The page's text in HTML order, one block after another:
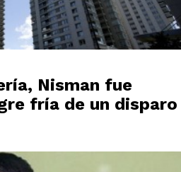
Nisman fue
fría de un disparo